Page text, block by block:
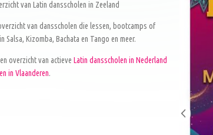
van Latin dansscholen in Zeeland
van dansscholen die lessen, bootcamps of
Salsa, Kizomba, Bachata en Tango en meer.
overzicht van actieve Latin dansscholen in Nederland
in Vlaanderen.